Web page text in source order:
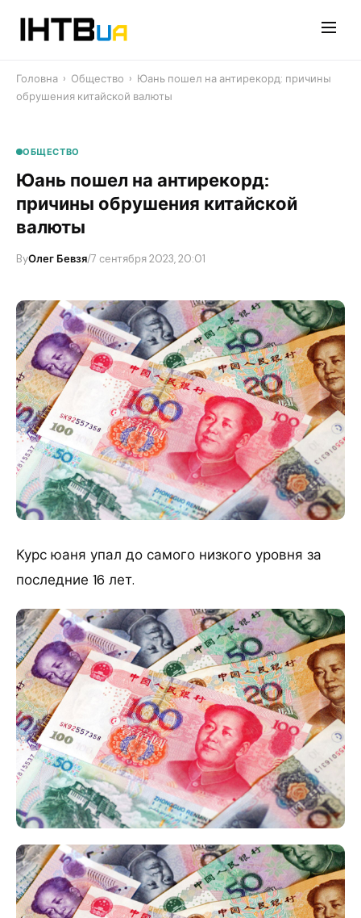
Головна › Общество › Юань пошел на антирекорд: причины
обрушения китайской валюты
ОБЩЕСТВО
Юань пошел на антирекорд:
причины обрушения китайской
валюты
ByОлег Бевзя/7 сентября 2023, 20:01
Курс юаня упал до самого низкого уровня за
последние 16 лет.